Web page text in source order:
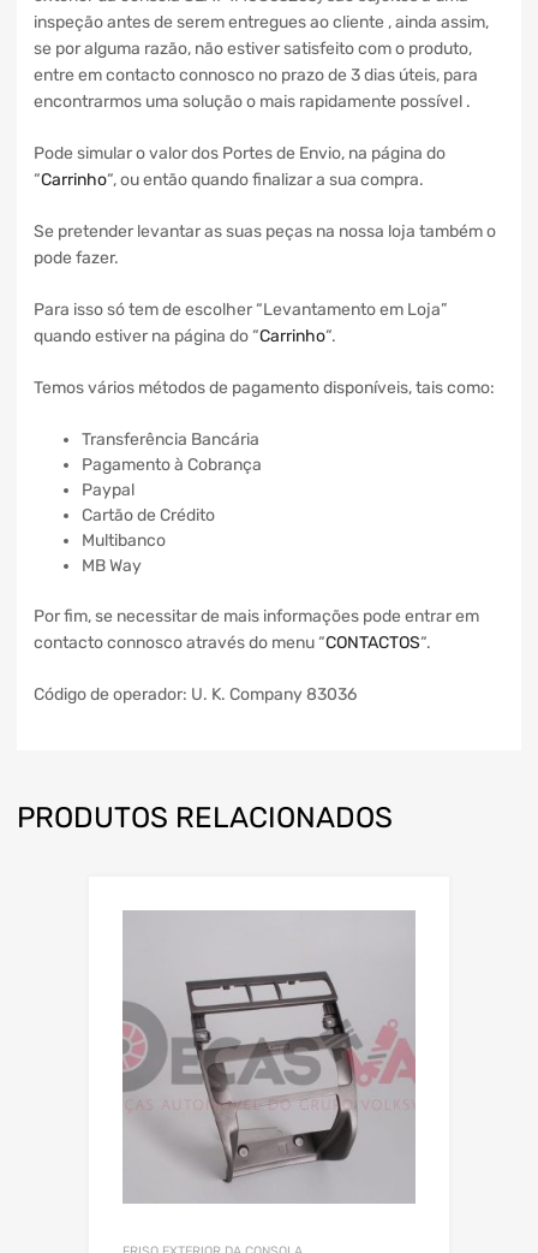
inspeção antes de serem entregues ao cliente , ainda assim,
se por alguma razão, não estiver satisfeito com o produto,
entre em contacto connosco no prazo de 3 dias úteis, para
encontrarmos uma solução o mais rapidamente possível .
Pode simular o valor dos Portes de Envio, na página do
“Carrinho“, ou então quando finalizar a sua compra.
Se pretender levantar as suas peças na nossa loja também o
pode fazer.
Para isso só tem de escolher “Levantamento em Loja”
quando estiver na página do “Carrinho“.
Temos vários métodos de pagamento disponíveis, tais como:
Transferência Bancária
Pagamento à Cobrança
Paypal
Cartão de Crédito
Multibanco
MB Way
Por fim, se necessitar de mais informações pode entrar em
contacto connosco através do menu “CONTACTOS“.
Código de operador: U. K. Company 83036
PRODUTOS RELACIONADOS